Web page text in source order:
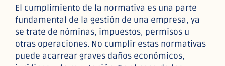
El cumplimiento de la normativa es una parte
fundamental de la gestión de una empresa, ya
se trate de nóminas, impuestos, permisos u
otras operaciones. No cumplir estas normativas
puede acarrear graves daños económicos,